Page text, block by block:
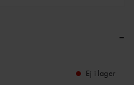
–
Ej i lager